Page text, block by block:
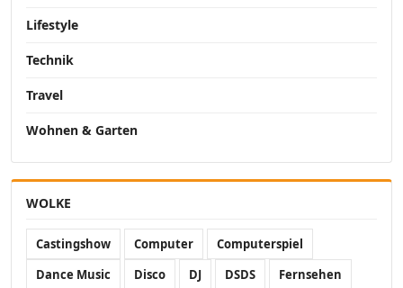
Lifestyle
Technik
Travel
Wohnen & Garten
WOLKE
Castingshow Computer
Computerspiel
Dance Music
Disco DJ DSDS
Fernsehen